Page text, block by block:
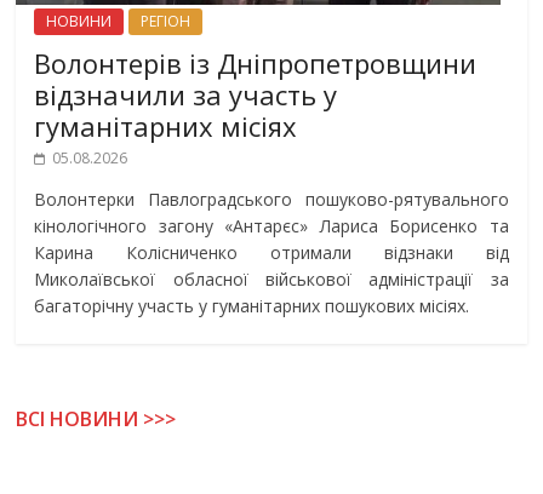
НОВИНИ РЕГІОН
Волонтерів із Дніпропетровщини
відзначили за участь у
гуманітарних місіях
05.08.2026
Волонтерки Павлоградського пошуково-рятувального
кінологічного загону «Антарєс» Лариса Борисенко та
Карина Колісниченко отримали відзнаки від
Миколаївської обласної військової адміністрації за
багаторічну участь у гуманітарних пошукових місіях.
ВСІ НОВИНИ >>>